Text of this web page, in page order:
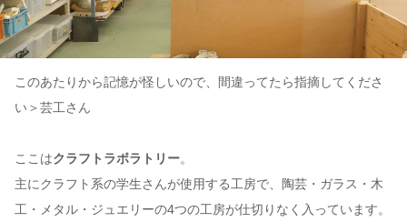
このあたりから記憶が怪しいので、間違ってたら指摘してくださ
い＞芸工さん
ここはクラフトラボラトリー。
主にクラフト系の学生さんが使用する工房で、陶芸・ガラス・木
工・メタル・ジュエリーの4つの工房が仕切りなく入っています。